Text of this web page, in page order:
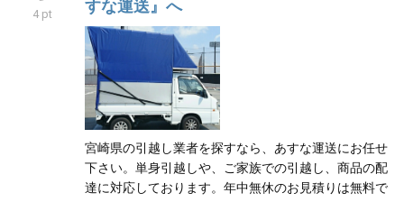
4 pt
すな運送』へ
宮崎県の引越し業者を探すなら、あすな運送にお任せ
下さい。単身引越しや、ご家族での引越し、商品の配
達に対応しております。年中無休のお見積りは無料で